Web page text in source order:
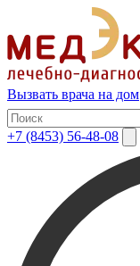
Вызвать врача на дом
+7 (8453) 56-48-08